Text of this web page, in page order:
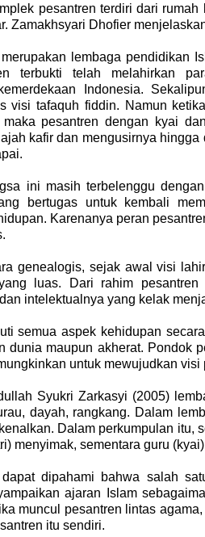
pesantren terdiri dari
Zamakhsyari Dhofier
lembaga pendidikan
terbukti telah melahirkan
Indonesia.
visi tafaquh fiddin. Namun
maka pesantren dengan kyai
kafir dan mengusirnya
ini masih terbelenggu
bertugas untuk kembali
Karenanya peran
genealogis, sejak awal visi
luas. Dari rahim
intelektualnya yang kelak
semua aspek kehidupan
dunia maupun akherat. Pondok
untuk mewujudkan visi
Syukri Zarkasyi (2005)
dayah, rangkang. Dalam
Dalam perkumpulan itu,
menyimak, sementara guru
dipahami bahwa salah
ajaran Islam
muncul pesantren lintas
itu sendiri.